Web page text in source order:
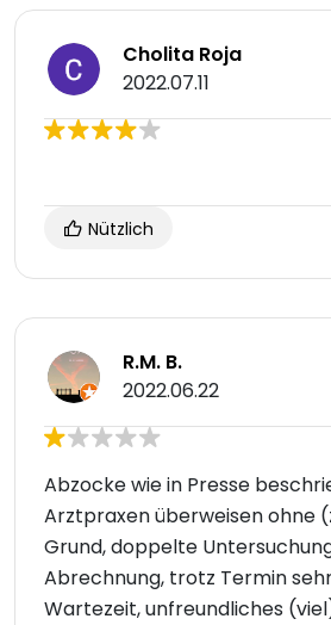
Cholita Roja
2022.07.11
Nützlich
R.M. B.
2022.06.22
Abzocke wie in Presse
Arztpraxen überweisen ohne
Grund, doppelte
Abrechnung, trotz Termin
Wartezeit, unfreundliches